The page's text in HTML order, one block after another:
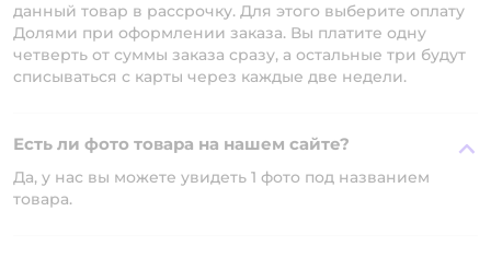
данный товар в рассрочку. Для этого выберите оплату
Долями при оформлении заказа. Вы платите одну
четверть от суммы заказа сразу, а остальные три будут
списываться с карты через каждые две недели.
Есть ли фото товара на нашем сайте?
Да, у нас вы можете увидеть 1 фото под названием
товара.